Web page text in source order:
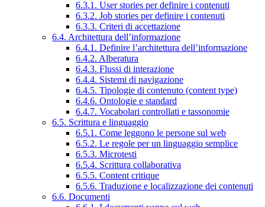
6.3.1. User stories per definire i contenuti
6.3.2. Job stories per definire i contenuti
6.3.3. Criteri di accettazione
6.4. Architettura dell’informazione
6.4.1. Definire l’architettura dell’informazione
6.4.2. Alberatura
6.4.3. Flussi di interazione
6.4.4. Sistemi di navigazione
6.4.5. Tipologie di contenuto (content type)
6.4.6. Ontologie e standard
6.4.7. Vocabolari controllati e tassonomie
6.5. Scrittura e linguaggio
6.5.1. Come leggono le persone sul web
6.5.2. Le regole per un linguaggio semplice
6.5.3. Microtesti
6.5.4. Scrittura collaborativa
6.5.5. Content critique
6.5.6. Traduzione e localizzazione dei contenuti
6.6. Documenti